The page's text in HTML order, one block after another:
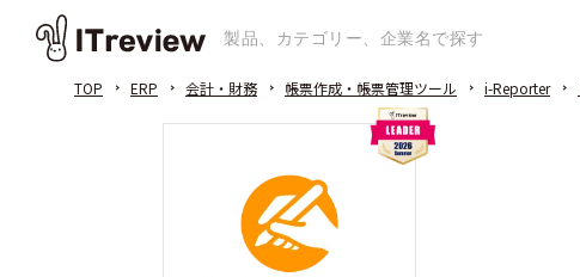
TOP ERP 会計・財務 帳票作成・帳票管理ツール i-Reporter